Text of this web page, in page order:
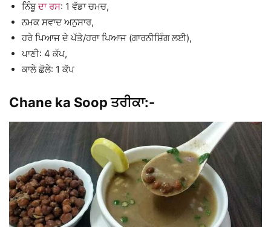
ਨਿੰਬੂਦਾ ਰਸ: 1 ਵੱਡਾ ਚਮਚ,
ਨਮਕ ਸਵਾਦ ਅਨੁਸਾਰ,
ਹਰੇ ਪਿਆਜ ਦੇ ਪੱਤੇ/ਹਰਾ ਪਿਆਜ (ਗਾਰਨੀਸ਼ਿੰਗ ਲਈ),
ਪਾਣੀ: 4 ਕੱਪ,
ਕਾਲੇ ਛੋਲੇ: 1 ਕੱਪ
Chane ka Soop ਤਰੀਕਾ:-